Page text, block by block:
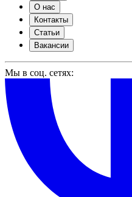
О нас
Контакты
Статьи
Вакансии
Мы в соц. сетях: